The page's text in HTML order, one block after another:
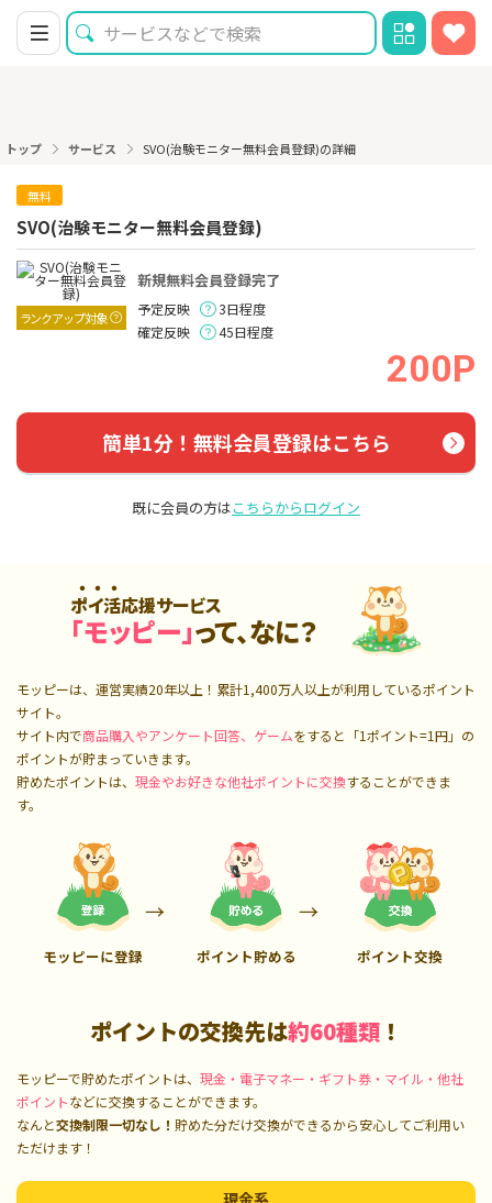
トップ サービス SVO(治験モニター無料会員登録)の詳細
無料
SVO(治験モニター無料会員登録)
ランクアップ対象
新規無料会員登録完了
予定反映
3日程度
確定反映
45日程度
200P
簡単1分！無料会員登録はこちら
既に会員の方はこちらからログイン
ポイ活応援サービス
「モッピー」って、なに？
モッピーは、運営実績20年以上！累計1,400万人以上が利用しているポイント
サイト。
サイト内で商品購入やアンケート回答、ゲームをすると「1ポイント=1円」の
ポイントが貯まっていきます。
貯めたポイントは、 現金やお好きな他社ポイントに交換することができま
す。
モッピーに登録 ポイント貯める ポイント交換
ポイントの交換先は約60種類 ！
モッピーで貯めたポイントは、 現金・電子マネー・ギフト券・マイル・他社
ポイントなどに交換することができます。
なんと交換制限一切なし！ 貯めた分だけ交換ができるから安心してご利用い
ただけます！
現金系